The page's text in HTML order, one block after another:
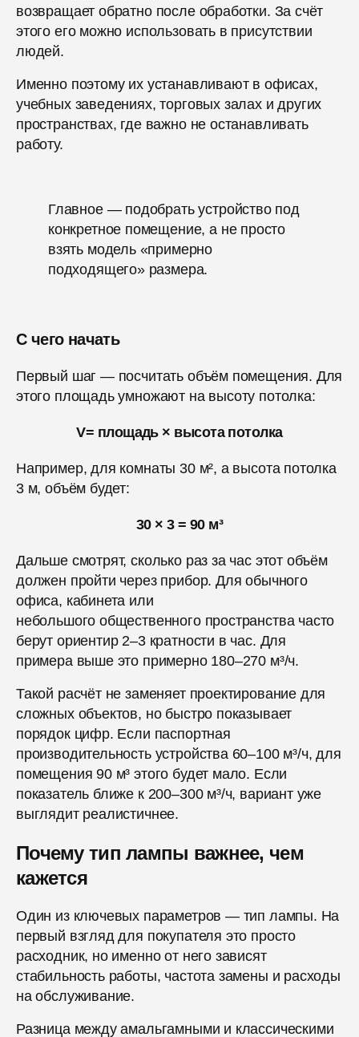
возвращает обратно после обработки. За счёт
этого его можно использовать в присутствии
людей.
Именно поэтому их устанавливают в офисах,
учебных заведениях, торговых залах и других
пространствах, где важно не останавливать
работу.
Главное — подобрать устройство под
конкретное помещение, а не просто
взять модель «примерно
подходящего» размера.
С чего начать
Первый шаг — посчитать объём помещения. Для
этого площадь умножают на высоту потолка:
V= площадь × высота потолка
Например, для комнаты 30 м², а высота потолка
3 м, объём будет:
30 × 3 = 90 м³
Дальше смотрят, сколько раз за час этот объём
должен пройти через прибор. Для обычного
офиса, кабинета или
небольшого общественного пространства часто
берут ориентир 2–3 кратности в час. Для
примера выше это примерно 180–270 м³/ч.
Такой расчёт не заменяет проектирование для
сложных объектов, но быстро показывает
порядок цифр. Если паспортная
производительность устройства 60–100 м³/ч, для
помещения 90 м³ этого будет мало. Если
показатель ближе к 200–300 м³/ч, вариант уже
выглядит реалистичнее.
Почему тип лампы важнее, чем
кажется
Один из ключевых параметров — тип лампы. На
первый взгляд для покупателя это просто
расходник, но именно от него зависят
стабильность работы, частота замены и расходы
на обслуживание.
Разница между амальгамными и классическими